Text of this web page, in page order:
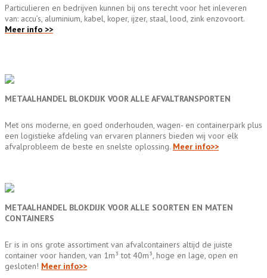
Particulieren en bedrijven kunnen bij ons terecht voor het inleveren
van: accu’s, aluminium, kabel, koper, ijzer, staal, lood, zink enzovoort.
Meer info >>
METAALHANDEL BLOKDIJK VOOR ALLE AFVALTRANSPORTEN
Met ons moderne, en goed onderhouden, wagen- en containerpark plus
een logistieke afdeling van ervaren planners bieden wij voor elk
afvalprobleem de beste en snelste oplossing. Meer info>>
METAALHANDEL BLOKDIJK VOOR ALLE SOORTEN EN MATEN
CONTAINERS
Er is in ons grote assortiment van afvalcontainers altijd de juiste
container voor handen, van 1m³ tot 40m³, hoge en lage, open en
gesloten! Meer info>>